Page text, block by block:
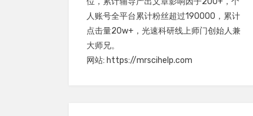
人账号全平台累计粉丝超过190000，累计
点击量20w+，光速科研线上师门创始人兼
大师兄。
网站: https://mrscihelp.com